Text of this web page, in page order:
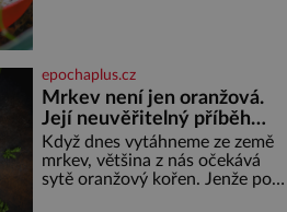
vznikl hladký
chovatele začátečníky. Jedná
se o nenáročného klidného
ptáčka, který většinu dne jen
posedává. Hodně času tráví na
zemi, kde sbírá zbytky semínek
Jeho domovinou je prakticky
celá Austrálie s výjimkou
pobřežní oblasti.
epochaplus.cz
Mrkev není jen oranžová.
Její neuvěřitelný příběh
začíná fialovou barvou
Když dnes vytáhneme ze země
mrkev, většina z nás očekává
sytě oranžový kořen. Jenže po